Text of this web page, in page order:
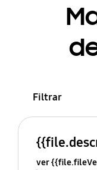
Filtrar
ver